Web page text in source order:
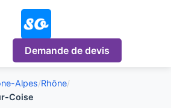
Demande de devis
Alpes/Rhône/
Coise